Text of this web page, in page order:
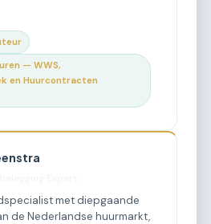
— WWS,
en Huurcontracten
met diepgaande
de Nederlandse huurmarkt,